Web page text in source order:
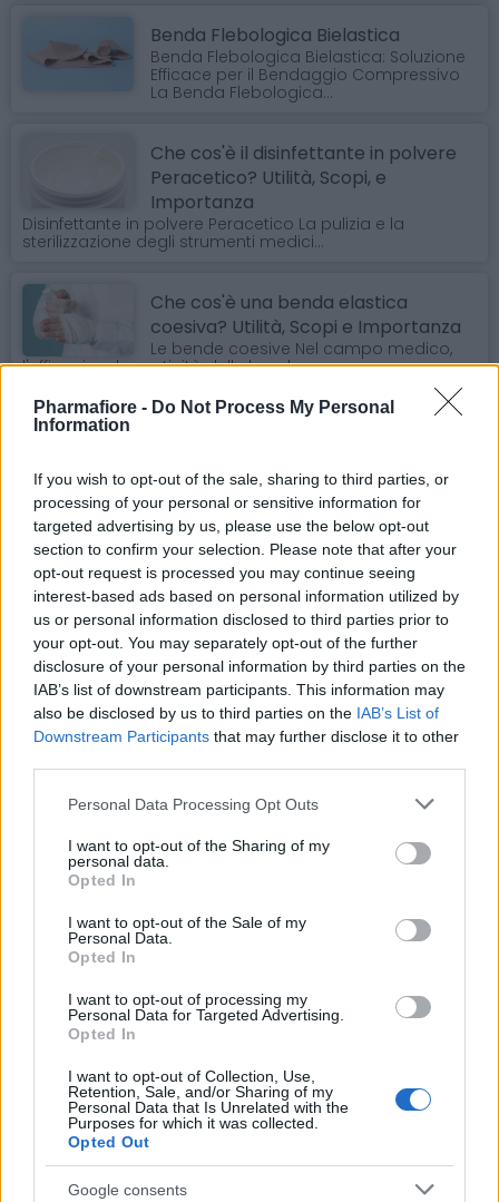
Pharmafiore - Do Not Process My Personal
Information
If you wish to opt-out of the sale, sharing to third parties, or
processing of your personal or sensitive information for
targeted advertising by us, please use the below opt-out
section to confirm your selection. Please note that after your
opt-out request is processed you may continue seeing
interest-based ads based on personal information utilized by
us or personal information disclosed to third parties prior to
your opt-out. You may separately opt-out of the further
disclosure of your personal information by third parties on the
IAB’s list of downstream participants. This information may
also be disclosed by us to third parties on the IAB’s List of
Downstream Participants that may further disclose it to other
Please note that this website/app uses one or more Google
not limited to your visit or usage behaviour. You may click to
grant or deny consent to Google and its third-party tags to
use your data for below specified purposes in below Google
consent section.
Personal Data Processing Opt Outs
I want to opt-out of the Sharing of my
personal data.
Opted In
I want to opt-out of the Sale of my
Personal Data.
Opted In
I want to opt-out of processing my
Personal Data for Targeted Advertising.
Opted In
I want to opt-out of Collection, Use,
Retention, Sale, and/or Sharing of my
Personal Data that Is Unrelated with the
Purposes for which it was collected.
Opted Out
Google consents
Benda Flebologica Bielastica
Benda Flebologica Bielastica: Soluzione
Efficace per il Bendaggio Compressivo
La Benda Flebologica...
Che cos'è il disinfettante in polvere
Peracetico? Utilità, Scopi, e
Importanza
Disinfettante in polvere Peracetico La pulizia e la
sterilizzazione degli strumenti medici...
Che cos'è una benda elastica
coesiva? Utilità, Scopi e Importanza
Le bende coesive Nel campo medico,
l'efficacia e la praticità delle bende...
Salute Quotidiana
Il cotone idrofilo è uno dei prodotti più comuni e versatili
presenti in ogni...
Cotone idrofilo, a cosa serve? Utilità,
Scopi e Importanza
Cotone Idrofilo: Tutto Quello Che Devi
Sapere Il cotone idrofilo è uno degli
articoli...
Crema all'ossido di zinco, A cosa
serve? Utilità, Scopi e Importanza
Crema all'ossido di zinco protettiva e
(500 ml) L'ossido...
Cuscino antidecubito: La soluzione
piaghe
Prevenzione e sollievo: L'importanza del cuscino
antidecubito Le piaghe da decubito sono...
Cuscino in Memory Foam e Gel
Importanza
Cuscino in Memory Foam e Gel Fluido: A
Cosa Serve, Utilità, Scopi e Importanza
Quando...
Disinfettante battericida per cute